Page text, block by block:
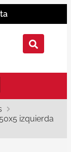
izquierda